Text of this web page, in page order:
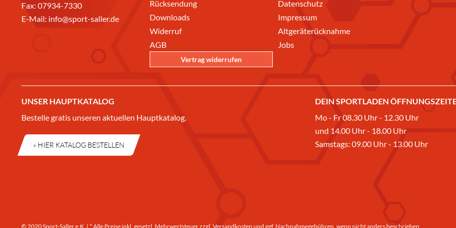
Fax: 07934-7330
E-Mail: info@sport-saller.de
Rücksendung
Downloads
Widerruf
AGB
Vertrag widerrufen
Datenschutz
Impressum
Altgeräterücknahme
Jobs
UNSER HAUPTKATALOG
Bestelle gratis unseren aktuellen Hauptkatalog.
» HIER KATALOG BESTELLEN
DEIN SPORTLADEN
Mo - Fr 08.30 Uhr - 12.30 Uhr
und 14.00 Uhr - 18.00 Uhr
Samstags: 09.00 Uhr - 13.00 Uhr
© 2020 Sport-Saller e.K. | * Alle Preise inkl. gesetzl. Mehrwertsteuer zzgl. Versandkosten und ggf. Nachnahmegebühren, wenn nicht anders beschrieben